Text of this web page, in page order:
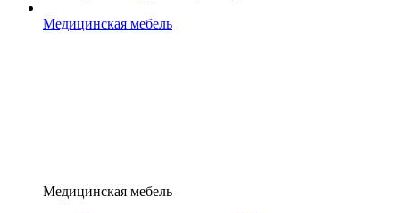
Медицинская мебель
Медицинская мебель